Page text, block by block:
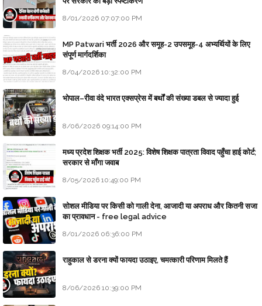
8/01/2026 07:07:00 PM
MP Patwari भर्ती 2026 और समूह-2 उपसमूह-4 अभ्यर्थियों के लिए
संपूर्ण मार्गदर्शिका
8/04/2026 10:32:00 PM
भोपाल–रीवा वंदे भारत एक्सप्रेस में बर्थों की संख्या डबल से ज्यादा हुई
8/06/2026 09:14:00 PM
मध्य प्रदेश शिक्षक भर्ती 2025: विशेष शिक्षक पात्रता विवाद पहुँचा हाई कोर्ट;
सरकार से माँगा जवाब
8/05/2026 10:49:00 PM
सोशल मीडिया पर किसी को गाली देना, आजादी या अपराध और कितनी सजा
का प्रावधान - free legal advice
8/01/2026 06:36:00 PM
राहुकाल से डरना क्यों फायदा उठाइए, चमत्कारी परिणाम मिलते हैं
8/06/2026 10:39:00 PM